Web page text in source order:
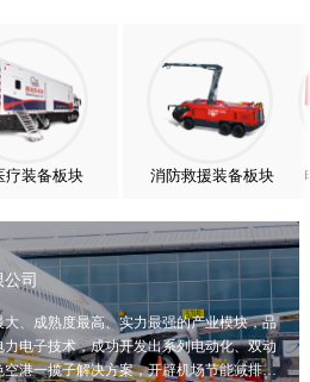
疗装备板块 消防救援装备板块
司
、成熟度最高、实力最强的产业模块，品
电子技术，成功开发出系列电动化、双动
港一揽子解决方案，开辟机场节能减排新